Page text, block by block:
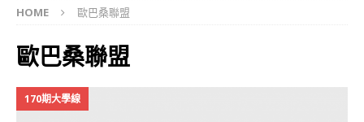
HOME 歐巴桑聯盟
歐巴桑聯盟
170期大學線